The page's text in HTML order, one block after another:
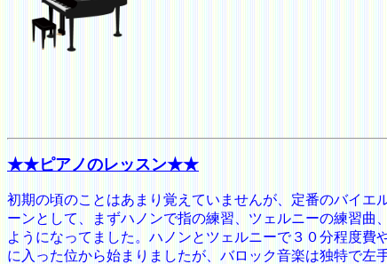
★★ピアノのレッスン★★
初期の頃のことはあまり覚えていませんが、定番のバイ
ーンとして、まずハノンで指の練習、ツェルニーの練習
ようになってました。ハノンとツェルニーで３０分程度
に入った位から始まりましたが、バロック音楽は独特で